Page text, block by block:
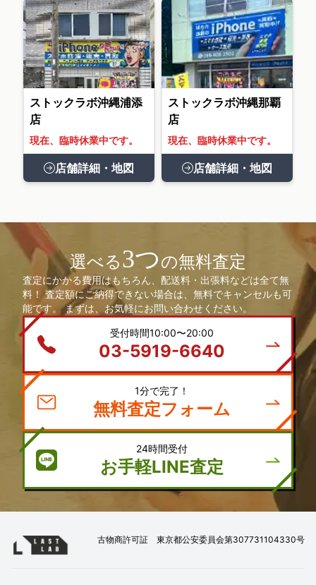
ストックラボ沖縄浦添
店
現在、臨時休業中です。
店舗詳細・地図
ストックラボ沖縄那覇
店
現在、臨時休業中です。
店舗詳細・地図
選べる3つの無料査定
査定にかかる費用はもちろん、配送料・出張料などは全て無
料！ 査定額にご納得できない場合は、無料でキャンセルも可
能です。 まずは、お気軽にお問い合わせください。
受付時間10:00〜20:00
03-5919-6640
1分で完了！
無料査定フォーム
24時間受付
お手軽LINE査定
古物商許可証 東京都公安委員会第307731104330号